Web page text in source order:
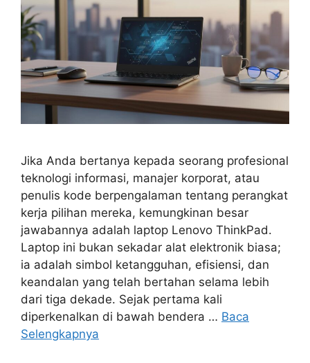
Jika Anda bertanya kepada seorang profesional
teknologi informasi, manajer korporat, atau
penulis kode berpengalaman tentang perangkat
kerja pilihan mereka, kemungkinan besar
jawabannya adalah laptop Lenovo ThinkPad.
Laptop ini bukan sekadar alat elektronik biasa;
ia adalah simbol ketangguhan, efisiensi, dan
keandalan yang telah bertahan selama lebih
dari tiga dekade. Sejak pertama kali
diperkenalkan di bawah bendera … Baca
Selengkapnya